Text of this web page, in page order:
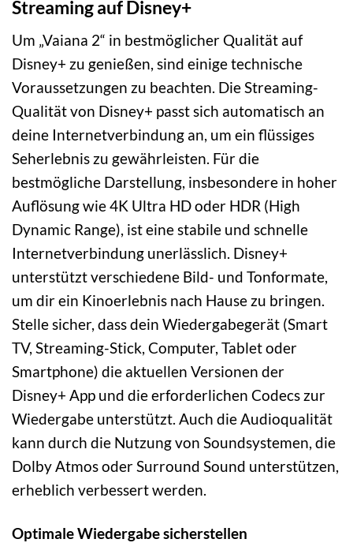
Streaming auf Disney+
Um „Vaiana 2“ in bestmöglicher Qualität auf
Disney+ zu genießen, sind einige technische
Voraussetzungen zu beachten. Die Streaming-
Qualität von Disney+ passt sich automatisch an
deine Internetverbindung an, um ein flüssiges
Seherlebnis zu gewährleisten. Für die
bestmögliche Darstellung, insbesondere in hoher
Auflösung wie 4K Ultra HD oder HDR (High
Dynamic Range), ist eine stabile und schnelle
Internetverbindung unerlässlich. Disney+
unterstützt verschiedene Bild- und Tonformate,
um dir ein Kinoerlebnis nach Hause zu bringen.
Stelle sicher, dass dein Wiedergabegerät (Smart
TV, Streaming-Stick, Computer, Tablet oder
Smartphone) die aktuellen Versionen der
Disney+ App und die erforderlichen Codecs zur
Wiedergabe unterstützt. Auch die Audioqualität
kann durch die Nutzung von Soundsystemen, die
Dolby Atmos oder Surround Sound unterstützen,
erheblich verbessert werden.
Optimale Wiedergabe sicherstellen